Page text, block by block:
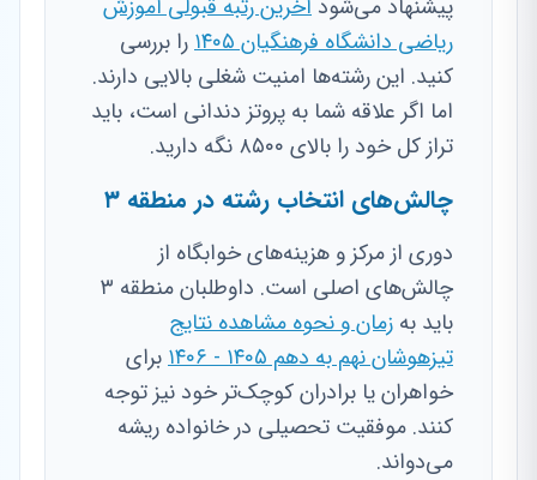
پیشنهاد می‌شودآخرین رتبه قبولی آموزش
ریاضی دانشگاه فرهنگیان ۱۴۰۵
را بررسی
کنید. این رشته‌ها امنیت شغلی بالایی دارند.
اما اگر علاقه شما به پروتز دندانی است، باید
تراز کل خود را بالای ۸۵۰۰ نگه دارید.
چالش‌های انتخاب رشته در منطقه ۳
دوری از مرکز و هزینه‌های خوابگاه از
چالش‌های اصلی است. داوطلبان منطقه ۳
باید به زمان و نحوه مشاهده نتایج
تیزهوشان نهم به دهم ۱۴۰۵ - ۱۴۰۶
برای
خواهران یا برادران کوچک‌تر خود نیز توجه
کنند. موفقیت تحصیلی در خانواده ریشه
می‌دواند.